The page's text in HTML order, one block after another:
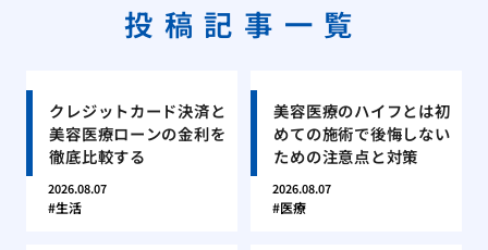
投稿記事一覧
クレジットカード決済と
美容医療ローンの金利を
徹底比較する
2026.08.07
生活
美容医療のハイフとは初
めての施術で後悔しない
ための注意点と対策
2026.08.07
医療